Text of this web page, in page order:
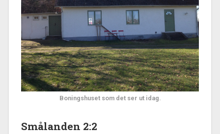
Boningshuset som det ser ut idag.
Smålanden 2:2